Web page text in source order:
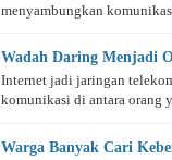
menyambungkan
Wadah Daring Menjadi
Internet jadi jaringan
komunikasi di antara orang
Warga Banyak Cari